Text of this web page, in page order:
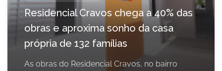
Residencial Cravos chega a 40% das
obras e aproxima sonho da casa
própria de 132 famílias
As obras do Residencial Cravos, no bairro